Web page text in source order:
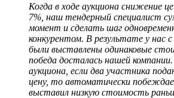
Когда в ходе аукциона снижение
7%, наш тендерный специалист
момент и сделать шаг
конкурентом. В результате у нас
были выставлены одинаковые
победа досталась нашей
аукциона, если два участника
цену, то автоматически
выставил низкую стоимость